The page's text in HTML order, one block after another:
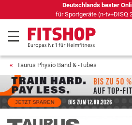
69 Fachmärkte vor Ort mit 75
Taurus Physio Band & -Tubes